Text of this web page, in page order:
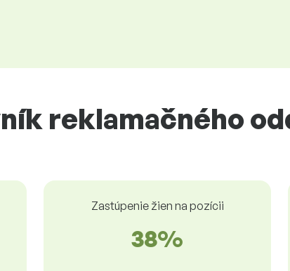
reklamačného
Zastúpenie žien na pozícii
38%